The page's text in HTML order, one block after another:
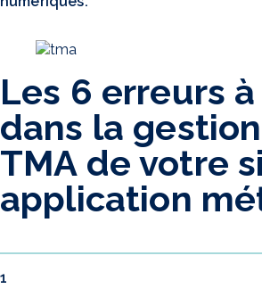
Les 6 erreurs
dans la
TMA de votre
application
1